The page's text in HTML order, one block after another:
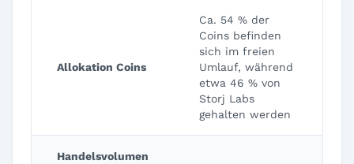
Allokation Coins
Ca. 54 % der
Coins befinden
sich im freien
Umlauf, während
etwa 46 % von
Storj Labs
gehalten werden
Handelsvolumen